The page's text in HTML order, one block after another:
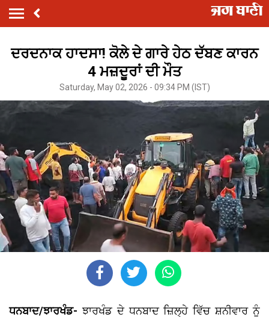
ਦਰਦਨਾਕ ਹਾਦਸਾ! ਕੋਲੇ ਦੇ ਗਾਰੇ ਹੇਠ ਦੱਬਣ ਕਾਰਨ
4 ਮਜ਼ਦੂਰਾਂ ਦੀ ਮੌਤ
Saturday, May 02, 2026 - 09:34 PM (IST)
ਧਨਬਾਦ/ਝਾਰਖੰਡ- ਝਾਰਖੰਡ ਦੇ ਧਨਬਾਦ ਜ਼ਿਲ੍ਹੇ ਵਿੱਚ ਸ਼ਨੀਵਾਰ ਨੂੰ